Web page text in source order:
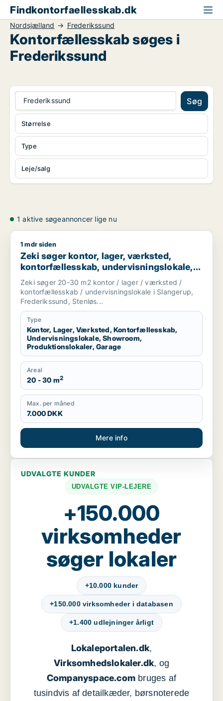
Findkontorfaellesskab.dk
Nordsjælland Frederikssund
Kontorfællesskab søges i
Frederikssund
Frederikssund Søg
Type
Leje/salg
Størrelse
1 aktive søgeannoncer lige nu
Zeki søger kontor, lager, værksted, kontorfællesskab,
1 mdr siden
Zeki søger kontor, lager, værksted,
kontorfællesskab, undervisningslokale,
showroom, produktionslokaler eller
garage til leje i Slangerup, Frederikssund
eller Stenløse m.fl.
Zeki søger 20-30 m2 kontor / lager / værksted /
kontorfællesskab / undervisningslokale i Slangerup,
Frederikssund, Stenløs...
Type
Kontor, Lager, Værksted, Kontorfællesskab,
Undervisningslokale, Showroom,
Produktionslokaler, Garage
Areal
20 - 30 m2
Max. per måned
7.000 DKK
Mere info
UDVALGTE KUNDER
UDVALGTE VIP-LEJERE
+150.000
virksomheder
søger lokaler
+10.000 kunder
+150.000 virksomheder i databasen
+1.400 udlejninger årligt
Lokaleportalen.dk,
Virksomhedslokaler.dk, og
Companyspace.com bruges af
tusindvis af detailkæder, børsnoterede